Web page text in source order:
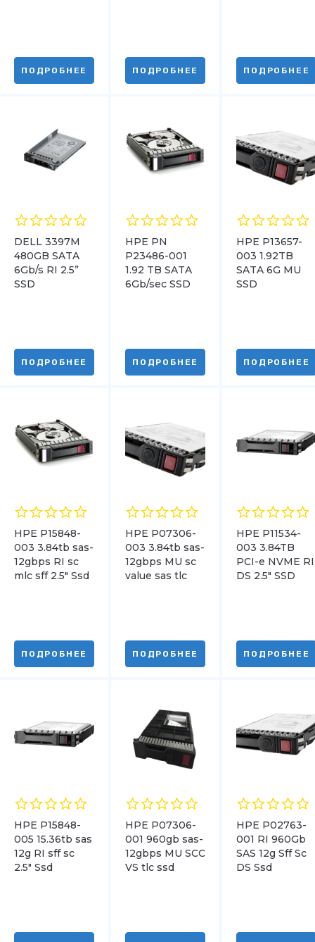
ПОДРОБНЕЕ ПОДРОБНЕЕ ПОДРОБНЕЕ
DELL 3397M
480GB SATA
6Gb/s RI 2.5”
SSD
ПОДРОБНЕЕ
HPE PN
P23486-001
1.92 TB SATA
6Gb/sec SSD
ПОДРОБНЕЕ
HPE P13657-
003 1.92TB
SATA 6G MU
SSD
ПОДРОБНЕЕ
HPE P15848-
003 3.84tb sas-
12gbps RI sc
mlc sff 2.5″ Ssd
ПОДРОБНЕЕ
HPE P07306-
003 3.84tb sas-
12gbps MU sc
value sas tlc
ПОДРОБНЕЕ
HPE P11534-
003 3.84TB
PCI-e NVME RI
DS 2.5″ SSD
ПОДРОБНЕЕ
HPE P15848-
005 15.36tb sas
12g RI sff sc
2.5″ Ssd
HPE P07306-
001 960gb sas-
12gbps MU SCC
VS tlc ssd
HPE P02763-
001 RI 960Gb
SAS 12g Sff Sc
DS Ssd